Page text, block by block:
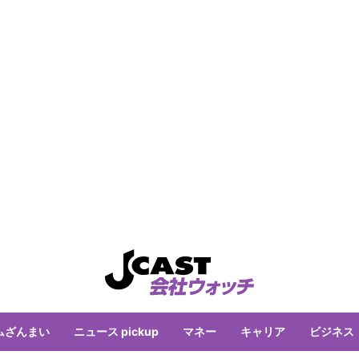
ざんまい ニュース pickup マネー キャリア ビジネス